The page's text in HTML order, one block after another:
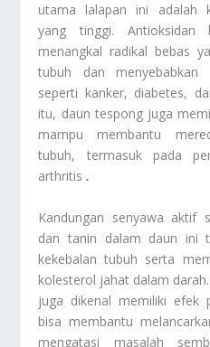
utama lalapan ini adalah
yang tinggi. Antioksidan
menangkal radikal bebas
tubuh dan menyebabkan
seperti kanker, diabetes,
itu, daun tespong juga
mampu membantu
tubuh, termasuk pada
arthritis.
Kandungan senyawa aktif
dan tanin dalam daun ini
kekebalan tubuh serta
kolesterol jahat dalam
juga dikenal memiliki efek
bisa membantu
mengatasi masalah